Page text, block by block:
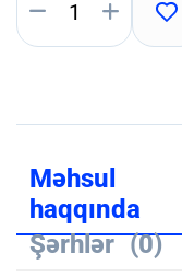
Məhsul
haqqında
Şərhlər (0)